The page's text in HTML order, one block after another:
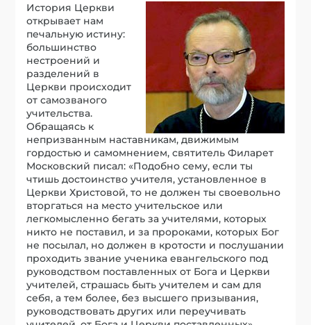
История Церкви
открывает нам
печальную истину:
большинство
нестроений и
разделений в
Церкви происходит
от самозваного
учительства.
Обращаясь к
непризванным наставникам, движимым
гордостью и самомнением, святитель Филарет
Московский писал: «Подобно сему, если ты
чтишь достоинство учителя, установленное в
Церкви Христовой, то не должен ты своевольно
вторгаться на место учительское или
легкомысленно бегать за учителями, которых
никто не поставил, и за пророками, которых Бог
не посылал, но должен в кротости и послушании
проходить звание ученика евангельского под
руководством поставленных от Бога и Церкви
учителей, страшась быть учителем и сам для
себя, а тем более, без высшего призывания,
руководствовать других или переучивать